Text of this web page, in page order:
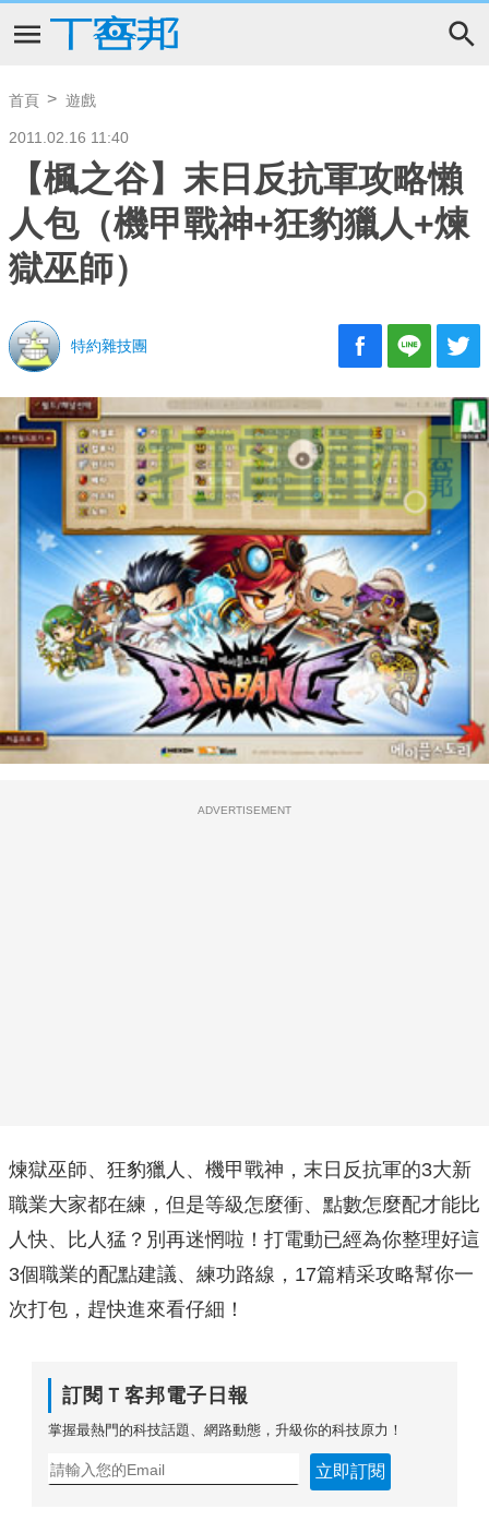
首頁 遊戲
2011.02.16 11:40
【楓之谷】末日反抗軍攻略懶
人包（機甲戰神+狂豹獵人+煉
獄巫師）
特約雜技團
ADVERTISEMENT
煉獄巫師、狂豹獵人、機甲戰神，末日反抗軍的3大新
職業大家都在練，但是等級怎麼衝、點數怎麼配才能比
人快、比人猛？別再迷惘啦！打電動已經為你整理好這
3個職業的配點建議、練功路線，17篇精采攻略幫你一
次打包，趕快進來看仔細！
訂閱Ｔ客邦電子日報
掌握最熱門的科技話題、網路動態，升級你的科技原力！
立即訂閱